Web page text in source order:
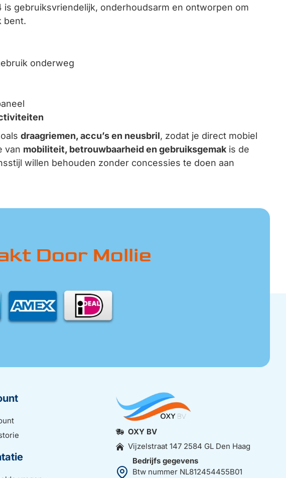
gebruiksvriendelijk, onderhoudsarm en ontworpen om
bent.
onderweg
draagriemen, accu’s en neusbril, zodat je direct mobiel
van mobiliteit, betrouwbaarheid en gebruiksgemak is de
willen behouden zonder concessies te doen aan
Door Mollie
OXY BV
Vijzelstraat 147 2584 GL Den Haag
Bedrijfs gegevens
Btw nummer NL812454455B01